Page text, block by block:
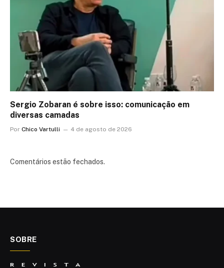
Sergio Zobaran é sobre isso: comunicação em
diversas camadas
Por Chico Vartulli 4 de agosto de 2026
Comentários estão fechados.
SOBRE